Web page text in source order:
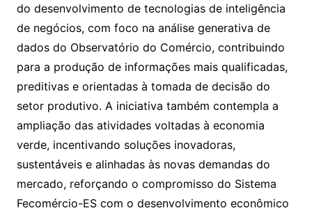
do desenvolvimento de tecnologias de inteligência
de negócios, com foco na análise generativa de
dados do Observatório do Comércio, contribuindo
para a produção de informações mais qualificadas,
preditivas e orientadas à tomada de decisão do
setor produtivo. A iniciativa também contempla a
ampliação das atividades voltadas à economia
verde, incentivando soluções inovadoras,
sustentáveis e alinhadas às novas demandas do
mercado, reforçando o compromisso do Sistema
Fecomércio-ES com o desenvolvimento econômico